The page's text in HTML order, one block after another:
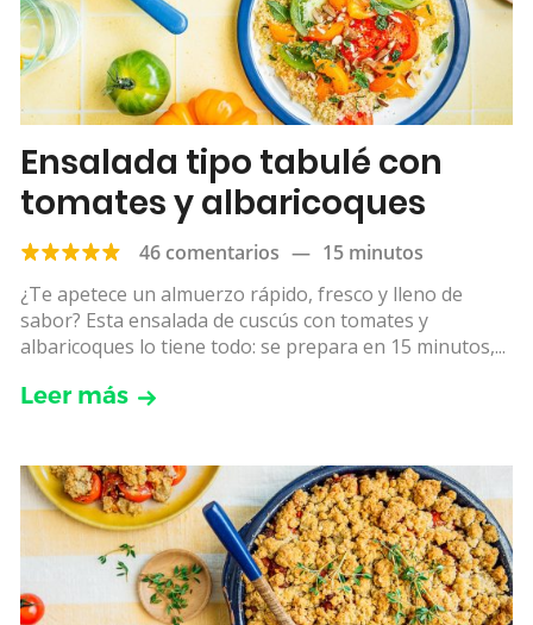
Ensalada tipo tabulé con
tomates y albaricoques
46 comentarios — 15 minutos
¿Te apetece un almuerzo rápido, fresco y lleno de
sabor? Esta ensalada de cuscús con tomates y
albaricoques lo tiene todo: se prepara en 15 minutos,...
Leer más